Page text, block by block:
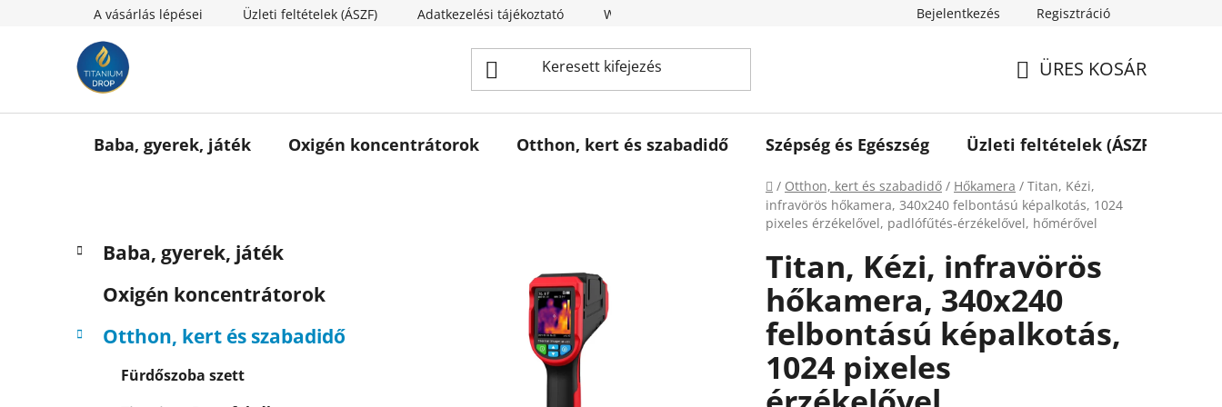
tartalomhoz
A vásárlás lépései Üzleti feltételek (ÁSZF) Adatkezelési tájékoztató Webáruház értékelése Bejelentkezés Regisztráció
ÜRES KOSÁR
Baba, gyerek, játék Oxigén koncentrátorok Otthon, kert és szabadidő Szépség és Egészség Üzleti feltételek (ÁSZF)
Kezdőlap
/ Otthon, kert és szabadidő / Hőkamera / Titan, Kézi,
infravörös hőkamera, 340x240 felbontású képalkotás, 1024
pixeles érzékelővel, padlófűtés-érzékelővel, hőmérővel
O
l
Kategóriák
átugrása
K
a
ó
Baba, gyerek, játék
Oxigén koncentrátorok
Otthon, kert és szabadidő
Fürdőszoba szett
Titan, Kézi, infravörös
hőkamera, 340x240
felbontású képalkotás,
1024 pixeles